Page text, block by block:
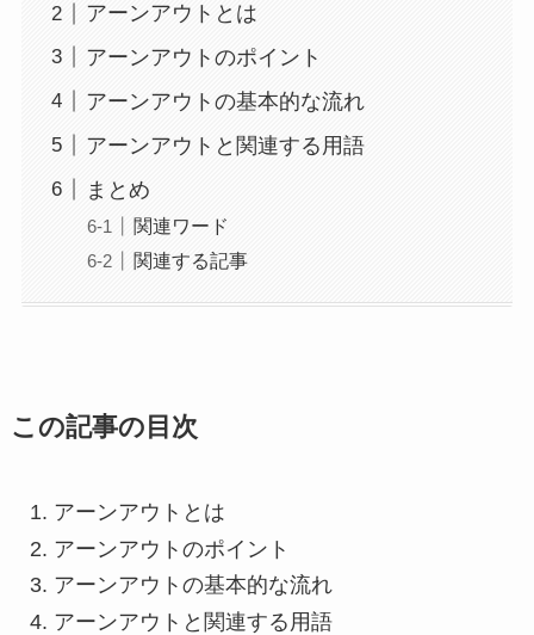
アーンアウトとは
アーンアウトのポイント
アーンアウトの基本的な流れ
アーンアウトと関連する用語
まとめ
関連ワード
関連する記事
この記事の目次
アーンアウトとは
アーンアウトのポイント
アーンアウトの基本的な流れ
アーンアウトと関連する用語